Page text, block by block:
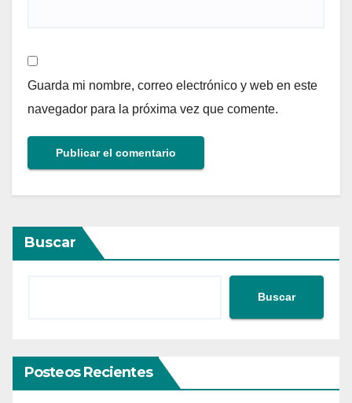
Guarda mi nombre, correo electrónico y web en este
navegador para la próxima vez que comente.
Buscar
Buscar
Posteos Recientes